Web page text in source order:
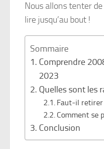
Nous allons tenter
lire jusqu’au bout !
Sommaire
Comprendre
2023
Quelles sont les
Faut-il retirer
Comment se
Conclusion